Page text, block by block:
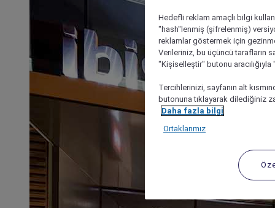
Hedefli reklam amaçlı bilgi
"hash"lenmiş (şifrelenmiş)
reklamlar göstermek için
Verileriniz, bu üçüncü tarafların
"Kişiselleştir" butonu
Tercihlerinizi, sayfanın alt
butonuna tıklayarak dilediğiniz
Daha fazla bilgi
Ortaklarımız